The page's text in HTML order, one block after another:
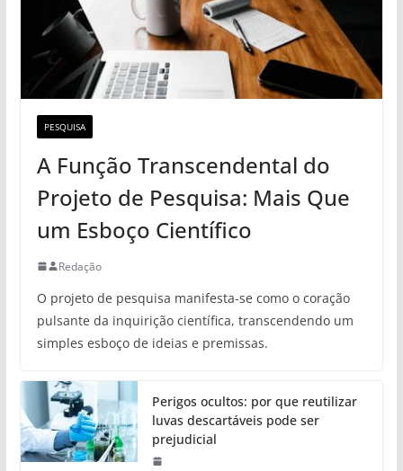
PESQUISA
A Função Transcendental do
Projeto de Pesquisa: Mais Que
um Esboço Científico
Redação
O projeto de pesquisa manifesta-se como o coração
pulsante da inquirição científica, transcendendo um
simples esboço de ideias e premissas.
Perigos ocultos: por que reutilizar
luvas descartáveis pode ser
prejudicial